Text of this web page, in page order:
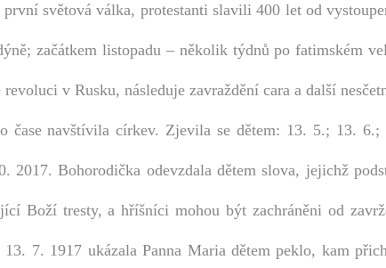
světová válka, protestanti slavili 400 let od
začátkem listopadu – několik týdnů po fatimském
v Rusku, následuje zavraždění cara a další
čase navštívila církev. Zjevila se dětem: 13. 5.; 13.
2017. Bohorodička odevzdala dětem slova, jejichž
Boží tresty, a hříšníci mohou být zachráněni od
13. 7. 1917 ukázala Panna Maria dětem peklo, kam